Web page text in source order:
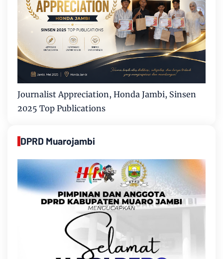
Journalist Appreciation, Honda Jambi, Sinsen
2025 Top Publications
DPRD Muarojambi